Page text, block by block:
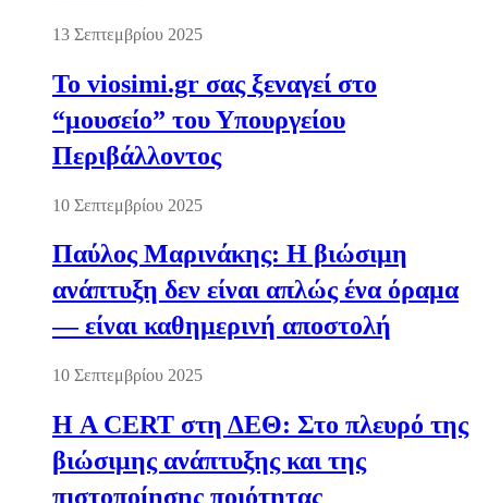
13 Σεπτεμβρίου 2025
Το viosimi.gr σας ξεναγεί στο
“μουσείο” του Υπουργείου
Περιβάλλοντος
10 Σεπτεμβρίου 2025
Παύλος Μαρινάκης: Η βιώσιμη
ανάπτυξη δεν είναι απλώς ένα όραμα
— είναι καθημερινή αποστολή
10 Σεπτεμβρίου 2025
Η A CERT στη ΔΕΘ: Στο πλευρό της
βιώσιμης ανάπτυξης και της
πιστοποίησης ποιότητας